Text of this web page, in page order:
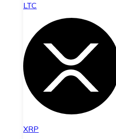
LTC
XRP